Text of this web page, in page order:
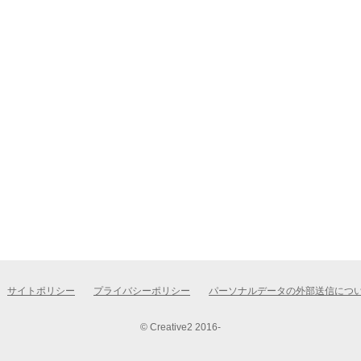
サイトポリシー プライバシーポリシー パーソナルデータの外部送信につ
© Creative2 2016-